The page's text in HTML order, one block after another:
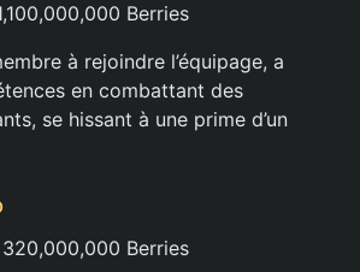
Berries
à rejoindre l’équipage, a
en combattant des
se hissant à une prime d’un
320,000,000 Berries